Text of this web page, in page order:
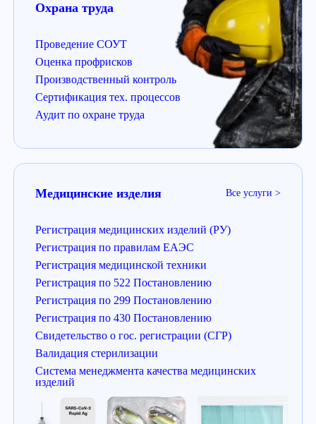
Охрана труда
Проведение СОУТ
Оценка профрисков
Производственный контроль
Сертификация тех. процессов
Аудит по охране труда
Медицинские изделия Все услуги >
Регистрация медицинских изделий (РУ)
Регистрация по правилам ЕАЭС
Регистрация медицинской техники
Регистрация по 522 Постановлению
Регистрация по 299 Постановлению
Регистрация по 430 Постановлению
Свидетельство о гос. регистрации (СГР)
Валидация стерилизации
Система менеджмента качества медицинских
изделий